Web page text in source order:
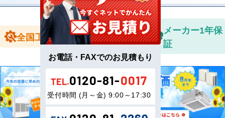
全国工事対応
全国送料無
料
メーカー1年保
証
お電話・FAXでのお見積もり
TEL.0120-81-0017
受付時間 (月～金) 9:00～17:30